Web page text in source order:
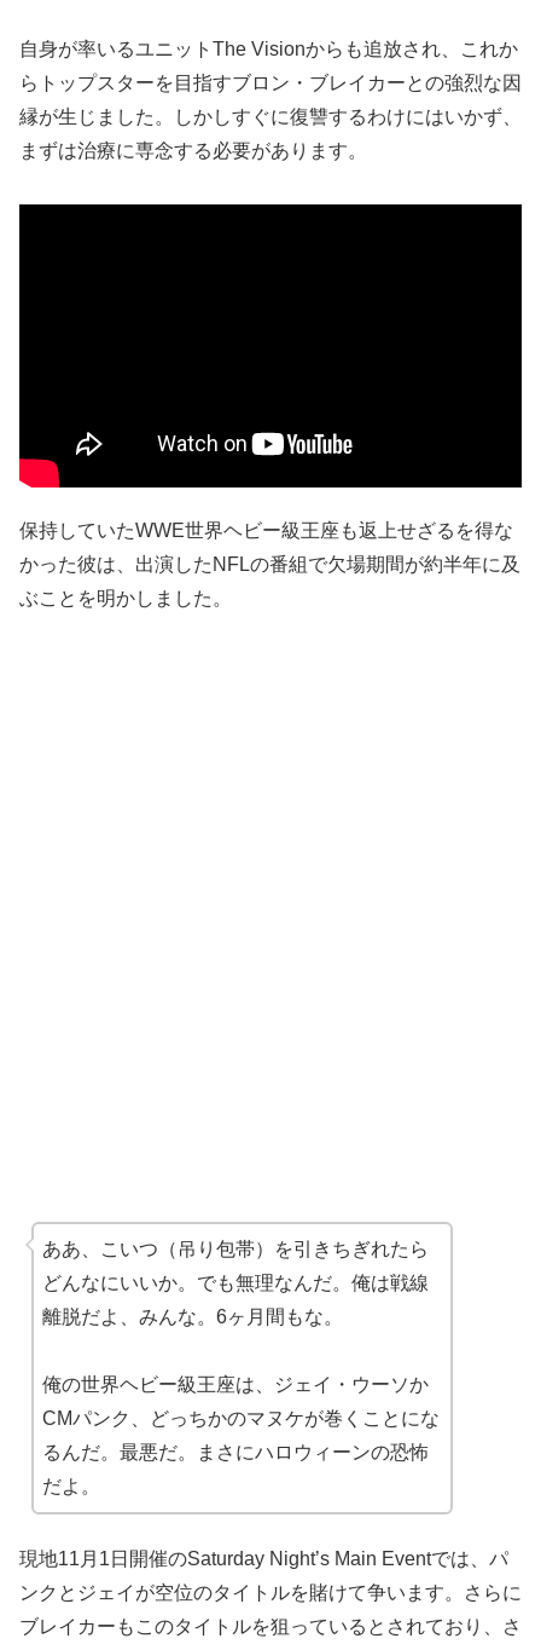
自身が率いるユニットThe Visionからも追放され、これか
らトップスターを目指すブロン・ブレイカーとの強烈な因
縁が生じました。しかしすぐに復讐するわけにはいかず、
まずは治療に専念する必要があります。
保持していたWWE世界ヘビー級王座も返上せざるを得な
かった彼は、出演したNFLの番組で欠場期間が約半年に及
ぶことを明かしました。
ああ、こいつ（吊り包帯）を引きちぎれたら
どんなにいいか。でも無理なんだ。俺は戦線
離脱だよ、みんな。6ヶ月間もな。
俺の世界ヘビー級王座は、ジェイ・ウーソか
CMパンク、どっちかのマヌケが巻くことにな
るんだ。最悪だ。まさにハロウィーンの恐怖
だよ。
現地11月1日開催のSaturday Night’s Main Eventでは、パ
ンクとジェイが空位のタイトルを賭けて争います。さらに
ブレイカーもこのタイトルを狙っているとされており、さ